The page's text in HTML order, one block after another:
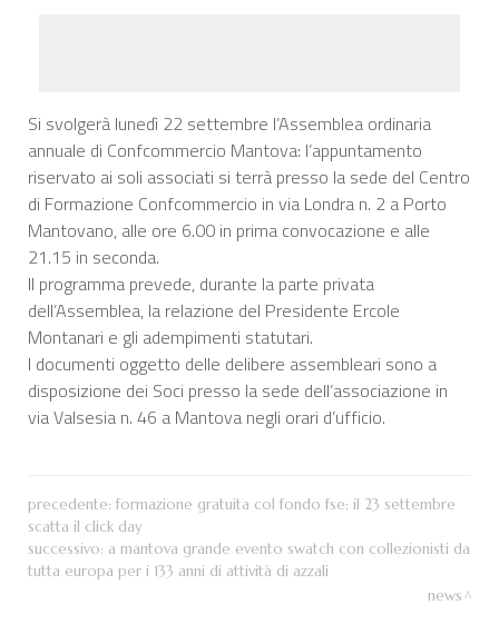
Si svolgerà lunedì 22 settembre l’Assemblea ordinaria
annuale di Confcommercio Mantova: l’appuntamento
riservato ai soli associati si terrà presso la sede del Centro
di Formazione Confcommercio in via Londra n. 2 a Porto
Mantovano, alle ore 6.00 in prima convocazione e alle
21.15 in seconda.
Il programma prevede, durante la parte privata
dell’Assemblea, la relazione del Presidente Ercole
Montanari e gli adempimenti statutari.
I documenti oggetto delle delibere assembleari sono a
disposizione dei Soci presso la sede dell’associazione in
via Valsesia n. 46 a Mantova negli orari d’ufficio.
precedente: formazione gratuita col fondo fse: il 23 settembre
scatta il click day
successivo: a mantova grande evento swatch con collezionisti da
tutta europa per i 133 anni di attività di azzali
news